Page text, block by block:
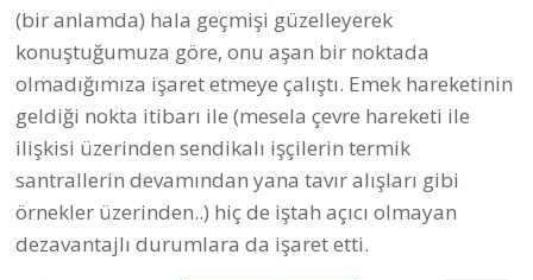
(bir anlamda) hala geçmişi güzelleyerek
konuştuğumuza göre, onu aşan bir noktada
olmadığımıza işaret etmeye çalıştı. Emek hareketinin
geldiği nokta itibarı ile (mesela çevre hareketi ile
ilişkisi üzerinden sendikalı işçilerin termik
santrallerin devamından yana tavır alışları gibi
örnekler üzerinden..) hiç de iştah açıcı olmayan
dezavantajlı durumlara da işaret etti.